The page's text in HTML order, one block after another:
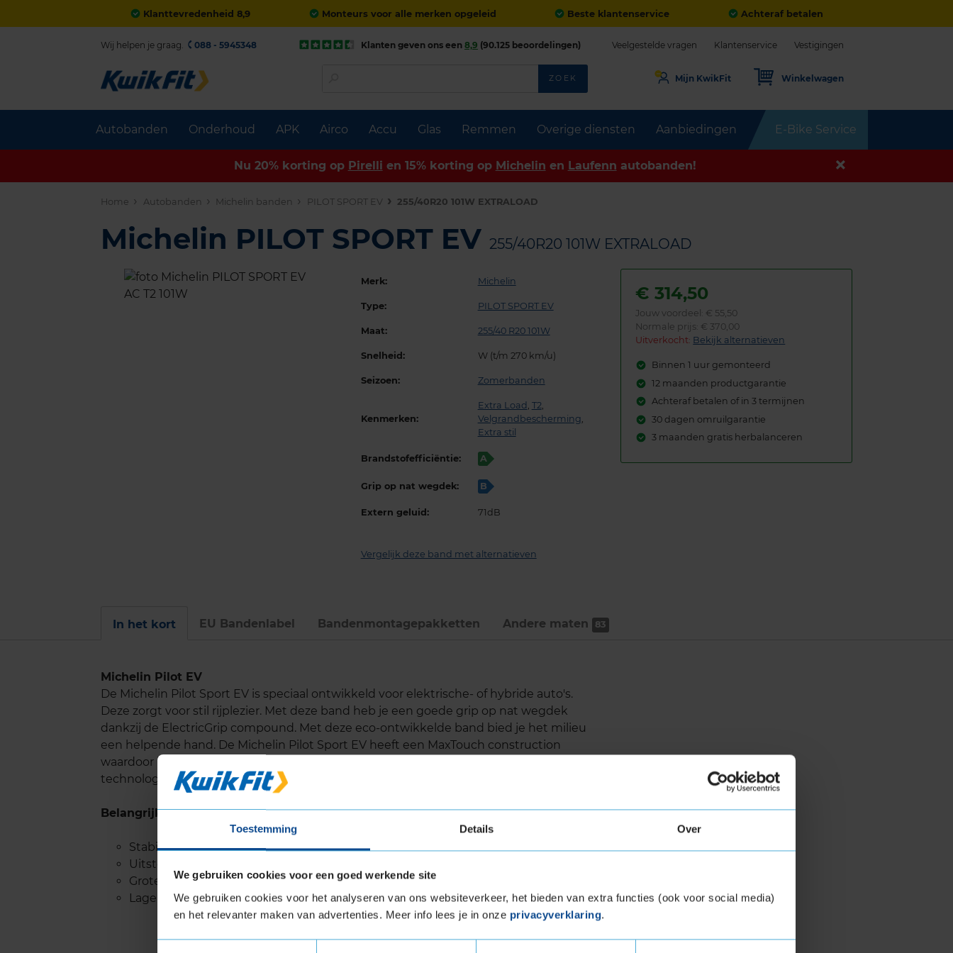
Toestemming Details Over
We gebruiken cookies voor een goed werkende site
We gebruiken cookies voor het analyseren van ons websiteverkeer, het bieden van extra functies (ook voor social media)
en het relevanter maken van advertenties. Meer info lees je in onze privacyverklaring.
Klanttevredenheid 8,9 Monteurs voor alle merken opgeleid Beste klantenservice Achteraf betalen
Autobanden Onderhoud APK Airco Accu Glas Remmen Overige diensten Aanbiedingen E-Bike Service
Wij helpen je graag. 088 - 5945348 Klanten geven ons een 8,9 (90.125 beoordelingen) Veelgestelde vragen Klantenservice Vestigingen
ZOEK Mijn KwikFit Winkelwagen
Nu 20% korting op Pirelli en 15% korting op Michelin en Laufenn autobanden!
Home Autobanden Michelin banden PILOT SPORT EV 255/40R20 101W EXTRALOAD
Michelin PILOT SPORT EV 255/40R20 101W EXTRALOAD
Merk: Michelin
Type: PILOT SPORT EV
Maat: 255/40 R20 101W
Snelheid: W (t/m 270 km/u)
Seizoen: Zomerbanden
Kenmerken:
Extra Load , T2,
Velgrandbescherming,
Extra stil
Brandstofefficiëntie: A
Grip op nat wegdek: B
Extern geluid: 71dB
Vergelijk deze band met alternatieven
€314,50
Jouw voordeel: € 55,50
Normale prijs: € 370,00
Uitverkocht: Bekijk alternatieven
Binnen 1 uur gemonteerd
12 maanden productgarantie
Achteraf betalen of in 3 termijnen
30 dagen omruilgarantie
3 maanden gratis herbalanceren
In het kort EU Bandenlabel Bandenmontage­pakketten Andere maten 83
Michelin Pilot EV
De Michelin Pilot Sport EV is speciaal ontwikkeld voor elektrische- of hybride auto's.
Deze zorgt voor stil rijplezier. Met deze band heb je een goede grip op nat wegdek
dankzij de ElectricGrip compound. Met deze eco-ontwikkelde band bied je het milieu
een helpende hand. De Michelin Pilot Sport EV heeft een MaxTouch construction
waardoor het loopvlakprofiel langer meegaat. Ook beschikt deze band over Acoustic
technologie die er voor zorgt dat geluidstrillingen worden gedempt.
Belangrijke eigenschappen
Stabiele wegligging zelfs met hoge snelheid
Uitstekende grip op nat wegdek
Grotere actieradius
Lager geluidsniveau voor stille ritten